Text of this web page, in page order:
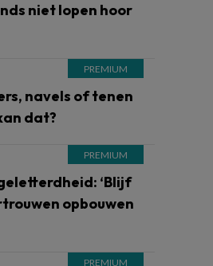
niet lopen hoor
navels of tenen
dat?
‘Blijf
opbouwen